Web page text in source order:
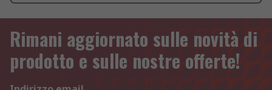
Rimani aggiornato sulle novità di
prodotto e sulle nostre offerte!